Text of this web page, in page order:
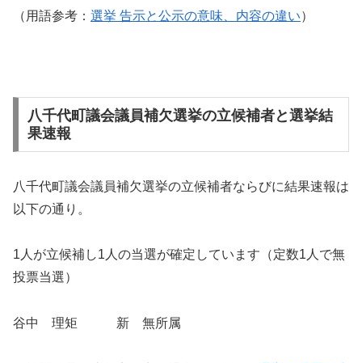
（用語参考： 選挙 告示と公示の意味、内容の違い）
八千代町議会議員補欠選挙の立候補者と選挙結
果速報
八千代町議会議員補欠選挙の立候補者ならびに結果速報は
以下の通り。
1人が立候補し1人の当選が確定しています（定数1人で無
投票当選）
谷中 理矩 新 無所属